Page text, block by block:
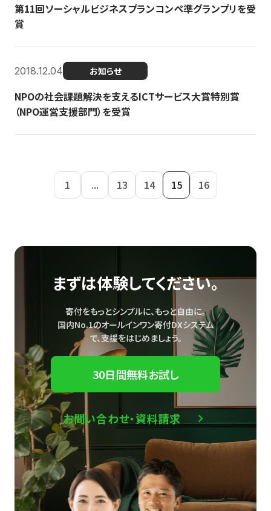
第11回ソーシャルビジネスプランコンペ準グランプリを受
賞
2018.12.04 お知らせ
NPOの社会課題解決を支えるICTサービス大賞特別賞
（NPO運営支援部門）を受賞
1 ... 13 14 15 16
まずは体験してください。
寄付をもっとシンプルに、もっと自由に。
国内No.1のオールインワン寄付DXシステム
で、支援をはじめましょう。
30日間無料お試し
お問い合わせ・資料請求